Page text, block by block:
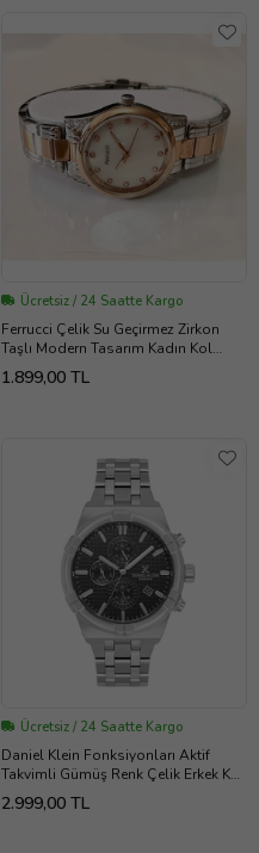
Ücretsiz / 24 Saatte Kargo
Ferrucci Çelik Su Geçirmez Zirkon
Taşlı Modern Tasarım Kadın Kol
Saati+Bileklik (Rose - Gümüş)
1.899,00 TL
Ücretsiz / 24 Saatte Kargo
Daniel Klein Fonksiyonları Aktif
Takvimli Gümüş Renk Çelik Erkek Kol
Saati
2.999,00 TL